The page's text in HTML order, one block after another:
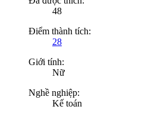
48
Điểm thành tích:
28
Giới tính:
Nữ
Nghề nghiệp:
Kế toán